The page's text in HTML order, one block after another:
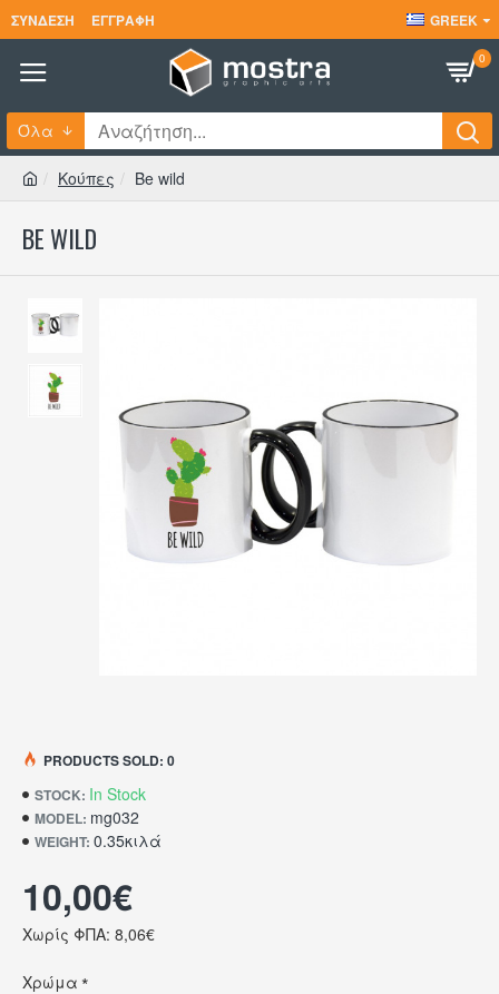
ΣΎΝΔΕΣΗ ΕΓΓΡΑΦΉ GREEK
0
Όλα
Κούπες Be wild
BE WILD
STOCK: In Stock
MODEL: mg032
WEIGHT: 0.35κιλά
PRODUCTS SOLD: 0
10,00€
Χωρίς ΦΠΑ: 8,06€
Χρώμα